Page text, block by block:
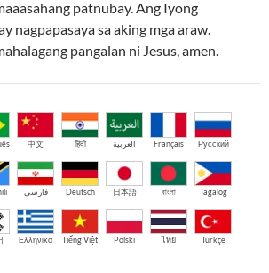
patnubay. Ang Iyong
nagpapasaya sa aking mga araw.
pangalan ni Jesus, amen.
中文 हिंदी العربية Français Русский
فارسی Deutsch 日本語 বাংলা Tagalog
Ελληνικά Tiếng Việt Polski ไทย Türkçe